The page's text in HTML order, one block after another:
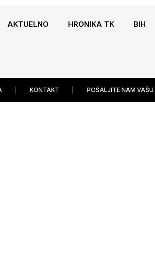
AKTUELNO HRONIKA TK BIH
KONTAKT POŠALJITE NAM VAŠU